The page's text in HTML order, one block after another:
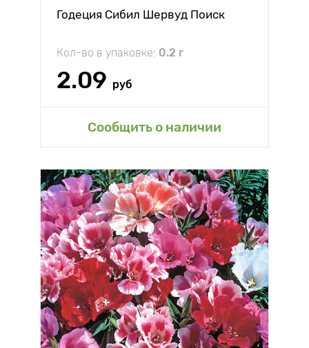
Годеция Сибил Шервуд Поиск
Кол-во в упаковке: 0.2 г
2.09 руб
Сообщить о наличии